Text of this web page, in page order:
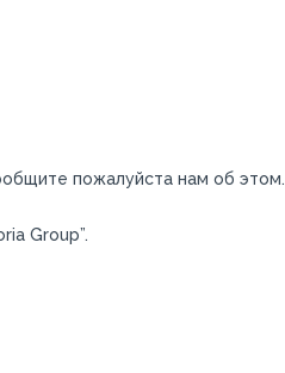
пожалуйста нам об этом.
Group”.